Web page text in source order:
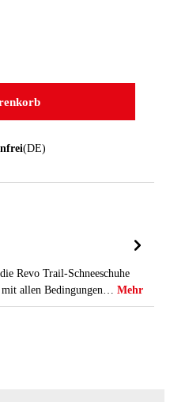
Wert ein oder
(DE)
Revo Trail-Schneeschuhe
allen Bedingungen… Mehr